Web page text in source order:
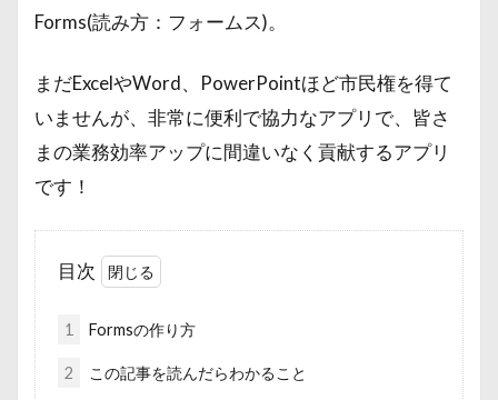
Forms(読み方：フォームス)。
まだExcelやWord、PowerPointほど市民権を得て
いませんが、非常に便利で協力なアプリで、皆さ
まの業務効率アップに間違いなく貢献するアプリ
です！
目次
1 Formsの作り方
2 この記事を読んだらわかること